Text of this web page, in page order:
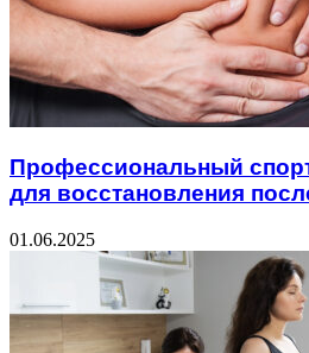
Профессиональный
для восстановления
01.06.2025